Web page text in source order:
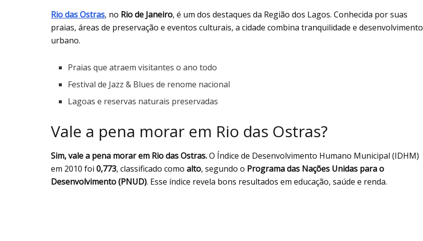
Rio das Ostras, no Rio de Janeiro, é um dos destaques da Região dos Lagos. Conhecida por suas
praias, áreas de preservação e eventos culturais, a cidade combina tranquilidade e desenvolvimento
urbano.
Praias que atraem visitantes o ano todo
Festival de Jazz & Blues de renome nacional
Lagoas e reservas naturais preservadas
Vale a pena morar em Rio das Ostras?
Sim, vale a pena morar em Rio das Ostras.O Índice de Desenvolvimento Humano Municipal (IDHM)
em 2010 foi 0,773, classificado como alto, segundo o Programa das Nações Unidas para o
Desenvolvimento (PNUD). Esse índice revela bons resultados em educação, saúde e renda.